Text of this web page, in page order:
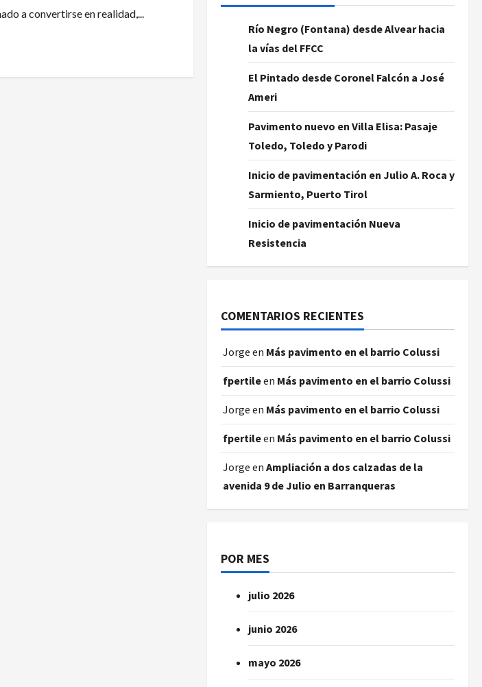
a convertirse en realidad,...
Río Negro (Fontana) desde Alvear hacia
la vías del FFCC
El Pintado desde Coronel Falcón a José
Ameri
Pavimento nuevo en Villa Elisa: Pasaje
Toledo, Toledo y Parodi
Inicio de pavimentación en Julio A. Roca y
Sarmiento, Puerto Tirol
Inicio de pavimentación Nueva
Resistencia
COMENTARIOS RECIENTES
Jorge en Más pavimento en el barrio Colussi
fpertileen Más pavimento en el barrio Colussi
Jorge en Más pavimento en el barrio Colussi
fpertileen Más pavimento en el barrio Colussi
Jorge en Ampliación a dos calzadas de la
avenida 9 de Julio en Barranqueras
POR MES
julio 2026
junio 2026
mayo 2026